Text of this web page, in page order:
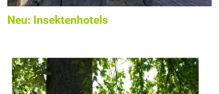
Neu: Insektenhotels